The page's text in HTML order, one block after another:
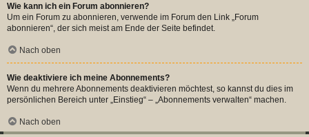
Wie kann ich ein Forum abonnieren?
Um ein Forum zu abonnieren, verwende im Forum den Link „Forum
abonnieren“, der sich meist am Ende der Seite befindet.
Nach oben
Wie deaktiviere ich meine Abonnements?
Wenn du mehrere Abonnements deaktivieren möchtest, so kannst du dies im
persönlichen Bereich unter „Einstieg“ – „Abonnements verwalten“ machen.
Nach oben